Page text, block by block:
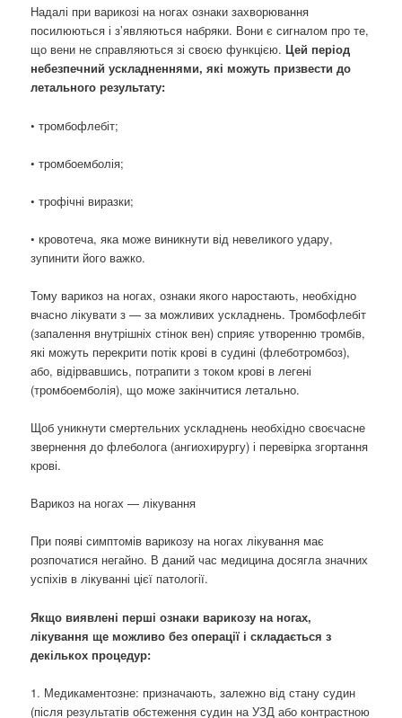
Надалі при варикозі на ногах ознаки захворювання
посилюються і з’являються набряки. Вони є сигналом про те,
що вени не справляються зі своєю функцією.Цей період
небезпечний ускладненнями, які можуть призвести до
летального результату:
• тромбофлебіт;
• тромбоемболія;
• трофічні виразки;
• кровотеча, яка може виникнути від невеликого удару,
зупинити його важко.
Тому варикоз на ногах, ознаки якого наростають, необхідно
вчасно лікувати з — за можливих ускладнень. Тромбофлебіт
(запалення внутрішніх стінок вен) сприяє утворенню тромбів,
які можуть перекрити потік крові в судині (флеботромбоз),
або, відірвавшись, потрапити з током крові в легені
(тромбоемболія), що може закінчитися летально.
Щоб уникнути смертельних ускладнень необхідно своєчасне
звернення до флеболога (ангиохирургу) і перевірка згортання
крові.
Варикоз на ногах — лікування
При появі симптомів варикозу на ногах лікування має
розпочатися негайно. В даний час медицина досягла значних
успіхів в лікуванні цієї патології.
Якщо виявлені перші ознаки варикозу на ногах,
лікування ще можливо без операції і складається з
декількох процедур:
1. Медикаментозне: призначають, залежно від стану судин
(після результатів обстеження судин на УЗД або контрастною